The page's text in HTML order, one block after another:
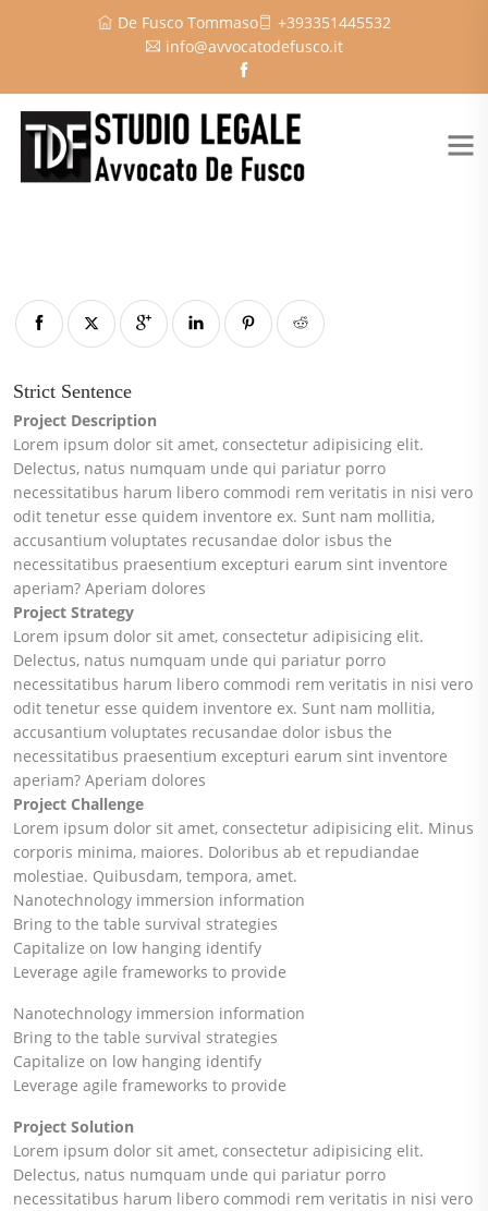
De Fusco Tommaso
+393351445532
info@avvocatodefusco.it
Strict Sentence
Project Description
Lorem ipsum dolor sit amet, consectetur adipisicing elit.
Delectus, natus numquam unde qui pariatur porro
necessitatibus harum libero commodi rem veritatis in nisi vero
odit tenetur esse quidem inventore ex. Sunt nam mollitia,
accusantium voluptates recusandae dolor isbus the
necessitatibus praesentium excepturi earum sint inventore
aperiam? Aperiam dolores
Project Strategy
Lorem ipsum dolor sit amet, consectetur adipisicing elit.
Delectus, natus numquam unde qui pariatur porro
necessitatibus harum libero commodi rem veritatis in nisi vero
odit tenetur esse quidem inventore ex. Sunt nam mollitia,
accusantium voluptates recusandae dolor isbus the
necessitatibus praesentium excepturi earum sint inventore
aperiam? Aperiam dolores
Project Challenge
Lorem ipsum dolor sit amet, consectetur adipisicing elit. Minus
corporis minima, maiores. Doloribus ab et repudiandae
molestiae. Quibusdam, tempora, amet.
Nanotechnology immersion information
Bring to the table survival strategies
Capitalize on low hanging identify
Leverage agile frameworks to provide
Nanotechnology immersion information
Bring to the table survival strategies
Capitalize on low hanging identify
Leverage agile frameworks to provide
Project Solution
Lorem ipsum dolor sit amet, consectetur adipisicing elit.
Delectus, natus numquam unde qui pariatur porro
necessitatibus harum libero commodi rem veritatis in nisi vero